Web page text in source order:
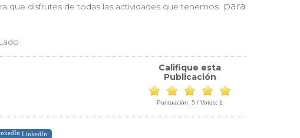
que disfrutes de todas las actividades que tenemos para
Califique esta
Publicación
Puntuación: 5 / Votos: 1
LinkedIn